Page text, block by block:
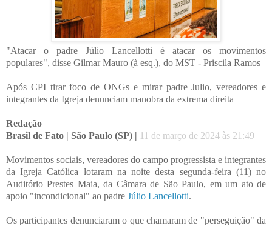
"Atacar o padre Júlio Lancellotti é atacar os movimentos
populares", disse Gilmar Mauro (à esq.), do MST - Priscila Ramos
Após CPI tirar foco de ONGs e mirar padre Julio, vereadores e
integrantes da Igreja denunciam manobra da extrema direita
Redação
Brasil de Fato | São Paulo (SP) | 11 de março de 2024 às 21:49
Movimentos sociais, vereadores do campo progressista e integrantes
da Igreja Católica lotaram na noite desta segunda-feira (11) no
Auditório Prestes Maia, da Câmara de São Paulo, em um ato de
apoio "incondicional" ao padre Júlio Lancellotti.
Os participantes denunciaram o que chamaram de "perseguição" da